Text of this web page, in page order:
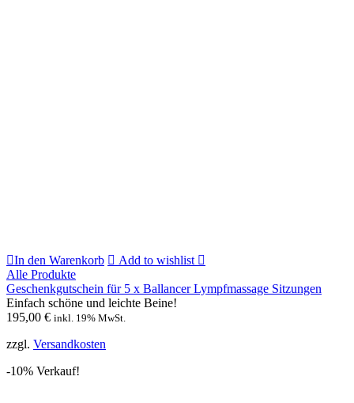
In den Warenkorb
Add to wishlist
Alle Produkte
Geschenkgutschein für 5 x Ballancer Lympfmassage Sitzungen
Einfach schöne und leichte Beine!
195,00 € inkl. 19% MwSt.
zzgl. Versandkosten
-10% Verkauf!